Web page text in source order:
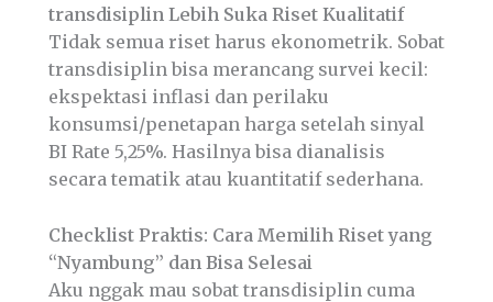
transdisiplin Lebih Suka Riset Kualitatif
Tidak semua riset harus ekonometrik. Sobat
transdisiplin bisa merancang survei kecil:
ekspektasi inflasi dan perilaku
konsumsi/penetapan harga setelah sinyal
BI Rate 5,25%. Hasilnya bisa dianalisis
secara tematik atau kuantitatif sederhana.
Checklist Praktis: Cara Memilih Riset yang
“Nyambung” dan Bisa Selesai
Aku nggak mau sobat transdisiplin cuma